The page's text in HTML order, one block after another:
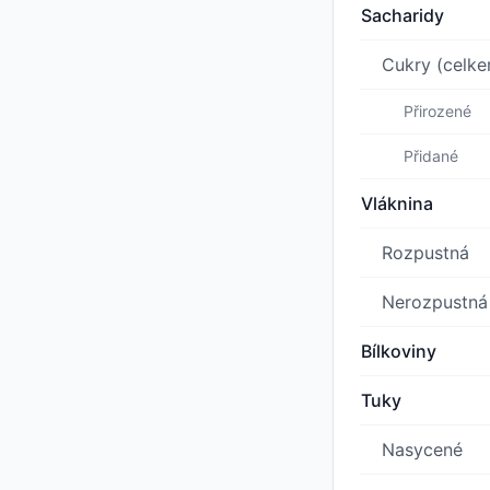
Sacharidy
Cukry
Přirozené
Přidané
Vláknina
Rozpustná
Nerozpustná
Bílkoviny
Tuky
Nasycené